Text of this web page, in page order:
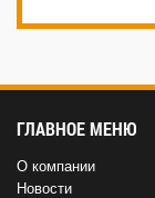
ГЛАВНОЕ МЕНЮ
О компании
Новости